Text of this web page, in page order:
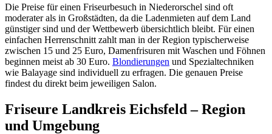
Die Preise für einen Friseurbesuch in Niederorschel sind oft
moderater als in Großstädten, da die Ladenmieten auf dem Land
günstiger sind und der Wettbewerb übersichtlich bleibt. Für einen
einfachen Herrenschnitt zahlt man in der Region typischerweise
zwischen 15 und 25 Euro, Damenfrisuren mit Waschen und Föhnen
beginnen meist ab 30 Euro. Blondierungen und Spezialtechniken
wie Balayage sind individuell zu erfragen. Die genauen Preise
findest du direkt beim jeweiligen Salon.
Friseure Landkreis Eichsfeld – Region
und Umgebung